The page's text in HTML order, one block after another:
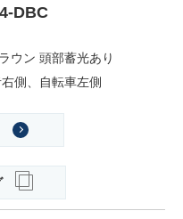
DBC
ウン 頭部蓄光あり
側、自転車左側